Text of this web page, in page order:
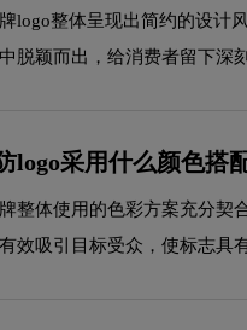
logo整体呈现出简约的设计
脱颖而出，给消费者留下深
logo采用什么颜色搭
整体使用的色彩方案充分契
效吸引目标受众，使标志具